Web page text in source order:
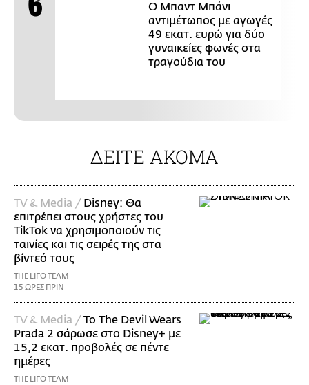
Ο Μπαντ Μπάνι
αντιμέτωπος με αγωγές
49 εκατ. ευρώ για δύο
γυναικείες φωνές στα
τραγούδια του
ΔΕΙΤΕ ΑΚΟΜΑ
TV & Media / Disney: Θα
επιτρέπει στους χρήστες του
TikTok να χρησιμοποιούν τις
ταινίες και τις σειρές της στα
βίντεό τους
THE LIFO TEAM
15 ΩΡΕΣ ΠΡΙΝ
TV & Media /Το The Devil Wears
Prada 2 σάρωσε στo Disney+ με
15,2 εκατ. προβολές σε πέντε
ημέρες
THE LIFO TEAM